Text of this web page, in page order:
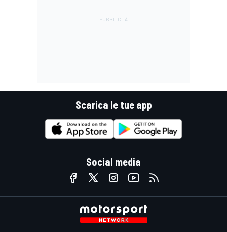
Scarica le tue app
Social media